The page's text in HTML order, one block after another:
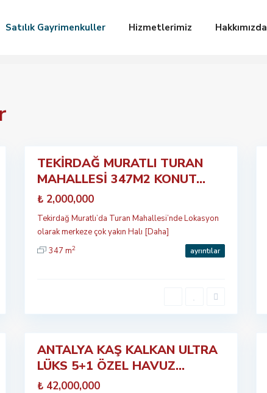
Satılık Gayrimenkuller Hizmetlerimiz Hakkımızda
TEKİRDAĞ MURATLI TURAN
MAHALLESİ 347M2 KONUT...
₺ 2,000,000
Tekirdağ Muratlı’da Turan Mahallesi’nde Lokasyon
olarak merkeze çok yakın Halı [Daha]
347 m2 ayrıntılar
Öne
çıkan
ANTALYA KAŞ KALKAN ULTRA
LÜKS 5+1 ÖZEL HAVUZ...
₺ 42,000,000